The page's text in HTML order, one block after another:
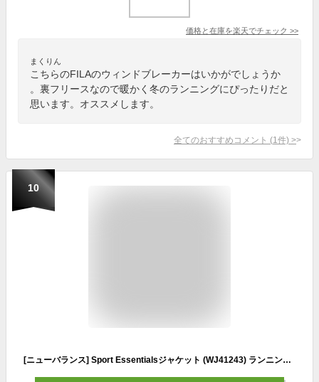
価格と在庫を楽天でチェック >>
まくりん
こちらのFILAのウィンドブレーカーはいかがでしょうか
。裏フリースなので暖かく冬のランニングにぴったりだと
思います。オススメします。
全てのおすすめコメント (1 件) >
10
[ニューバランス] Sport Essentialsジャケット (WJ41243) ランニング ウィンドブレーカー ウィンブレ 撥水 レディース GAS(ガータースネーク)